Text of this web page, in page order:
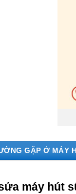
GẶP Ở MÁY
máy hút